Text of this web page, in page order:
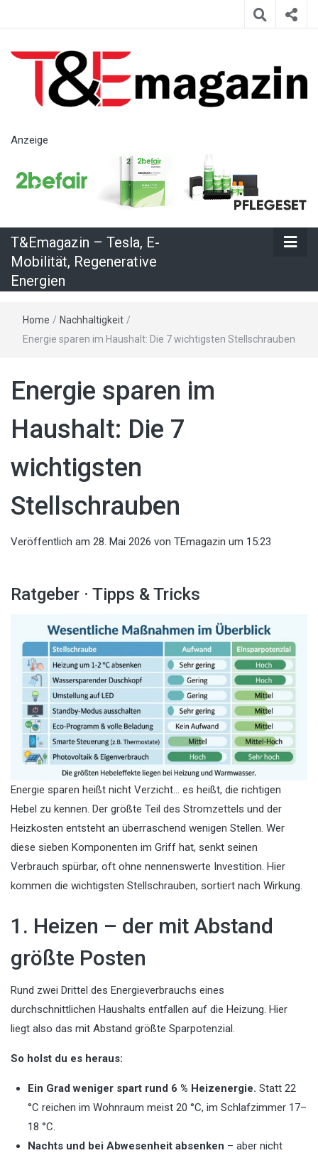
– Tesla, E-
Mobilität,
Regenerative
Energien
Anzeige
T&Emagazin – Tesla, E-
Mobilität, Regenerative
Energien
Home / Nachhaltigkeit /
Energie sparen im Haushalt: Die 7 wichtigsten Stellschrauben
Energie sparen im
Haushalt: Die 7
wichtigsten
Stellschrauben
Veröffentlich am 28. Mai 2026 von TEmagazin um 15:23
Ratgeber · Tipps & Tricks
Energie sparen heißt nicht Verzicht… es heißt, die richtigen
Hebel zu kennen. Der größte Teil des Stromzettels und der
Heizkosten entsteht an überraschend wenigen Stellen. Wer
diese sieben Komponenten im Griff hat, senkt seinen
Verbrauch spürbar, oft ohne nennenswerte Investition. Hier
kommen die wichtigsten Stellschrauben, sortiert nach Wirkung.
1. Heizen – der mit Abstand
größte Posten
Rund zwei Drittel des Energieverbrauchs eines
durchschnittlichen Haushalts entfallen auf die Heizung. Hier
liegt also das mit Abstand größte Sparpotenzial.
So holst du es heraus:
Ein Grad weniger spart rund 6 % Heizenergie. Statt 22
°C reichen im Wohnraum meist 20 °C, im Schlafzimmer 17–
18 °C.
Nachts und bei Abwesenheit absenken – aber nicht